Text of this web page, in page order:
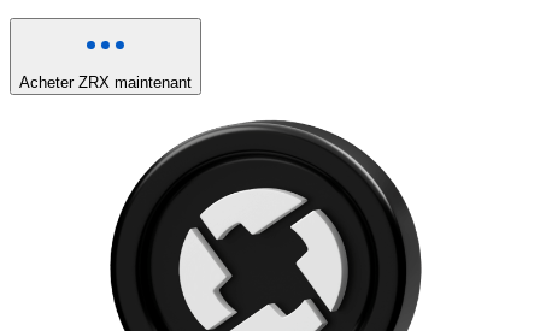
Acheter ZRX maintenant